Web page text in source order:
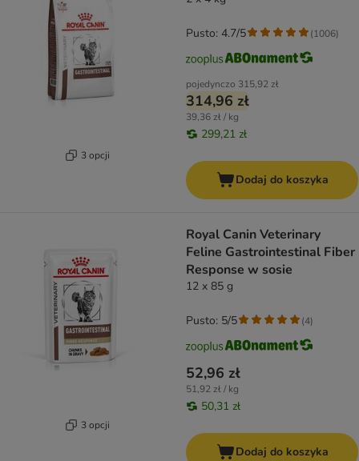
3 opcji
pojedynczo 315,92 zł
314,96 zł
39,36 zł / kg
299,21 zł
Pusto: 4.7/5 (1006)
Dodaj do koszyka
3 opcji
Royal Canin Veterinary
Feline Gastrointestinal Fiber
Response w sosie
12 x 85 g
52,96 zł
51,92 zł / kg
50,31 zł
Pusto: 5/5 (4)
Dodaj do koszyka